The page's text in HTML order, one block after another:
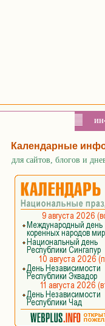
Календарные
для сайтов, блогов и